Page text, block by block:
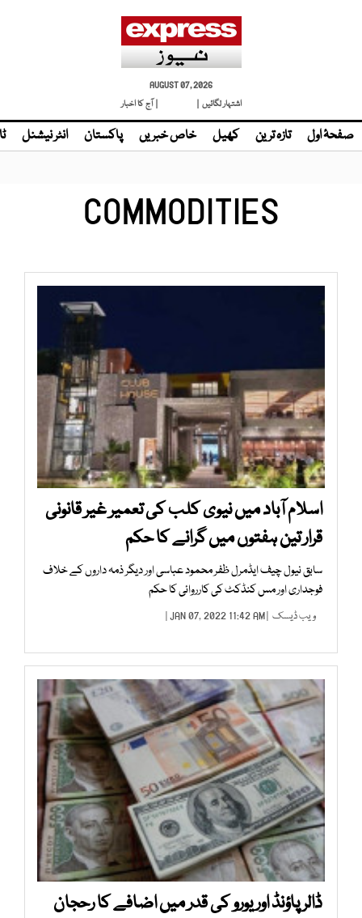
AUGUST 07, 2026
اشتہار لگائیں |
| آج کا اخبار
صفحۂ اول تازہ ترین کھیل خاص خبریں پاکستان انٹر نیشنل
COMMODITIES
اسلام آباد میں نیوی کلب کی تعمیر غیر قانونی
قرار تین ہفتوں میں گرانے کا حکم
سابق نیول چیف ایڈمرل ظفر محمود عباسی اور دیگر ذمہ داروں کے خلاف
فوجداری اور مس کنڈکٹ کی کارروائی کا حکم
ویب ڈیسک | JAN 07, 2022 11:42 AM |
ڈالر پاؤنڈ اور یورو کی قدر میں اضافے کا رحجان